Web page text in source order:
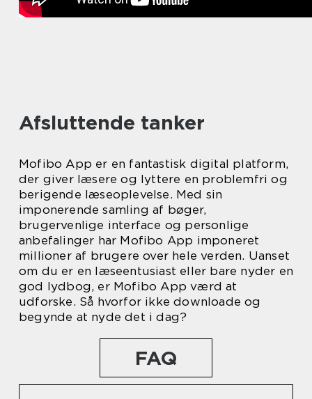
Afsluttende tanker
Mofibo App er en fantastisk digital platform,
der giver læsere og lyttere en problemfri og
berigende læseoplevelse. Med sin
imponerende samling af bøger,
brugervenlige interface og personlige
anbefalinger har Mofibo App imponeret
millioner af brugere over hele verden. Uanset
om du er en læseentusiast eller bare nyder en
god lydbog, er Mofibo App værd at
udforske. Så hvorfor ikke downloade og
begynde at nyde det i dag?
FAQ